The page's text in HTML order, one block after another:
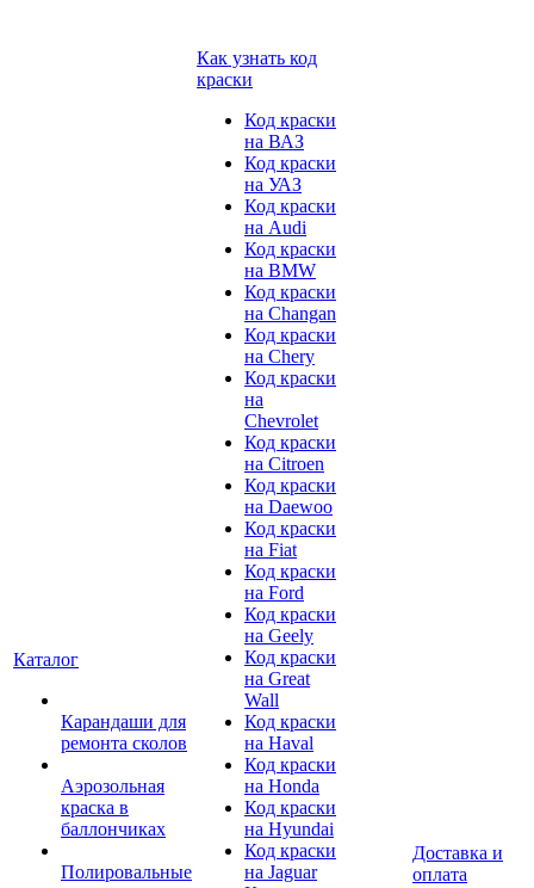
Каталог
Карандаши для
ремонта сколов
Аэрозольная
краска в
баллончиках
Полировальные
Как узнать код
краски
Код краски
на ВАЗ
Код краски
на УАЗ
Код краски
на Audi
Код краски
на BMW
Код краски
на Changan
Код краски
на Chery
Код краски
на
Chevrolet
Код краски
на Citroen
Код краски
на Daewoo
Код краски
на Fiat
Код краски
на Ford
Код краски
на Geely
Код краски
на Great
Wall
Код краски
на Haval
Код краски
на Honda
Код краски
на Hyundai
Код краски
на Jaguar
Доставка и
оплата